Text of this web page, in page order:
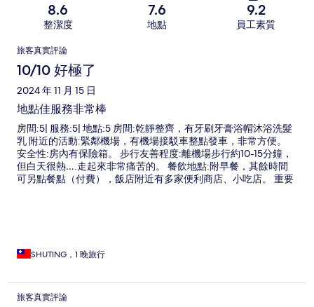
8.6
整潔度
7.6
地點
9.2
員工素質
評
論
旅客真實評論
10/10 好極了
2024 年 11 月 15 日
地點佳服務非常棒
房間:5| 服務:5| 地點:5 房間:乾靜整齊，有牙刷牙膏浴帽沐浴洗髮
乳 附近的活動:緊鄰機場，有機場接駁車整點發車，非常方便。
安全性:房內有保險箱。 步行友善程度:離機場步行約10-15分鐘，
但白天很熱….走起來非常痛苦的。 餐飲地點:附早餐，其餘時間
可另點餐點（付費），飯店附近有多家便利商店、小吃店。 重要
SHUTING，1 晚旅行
旅客真實評論